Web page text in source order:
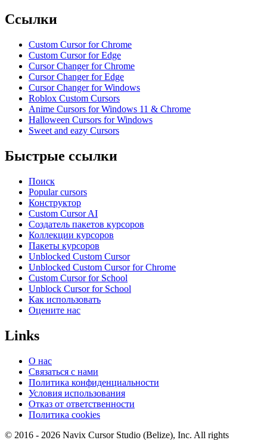
Ссылки
Custom Cursor for Chrome
Custom Cursor for Edge
Cursor Changer for Chrome
Cursor Changer for Edge
Cursor Changer for Windows
Roblox Custom Cursors
Anime Cursors for Windows 11 & Chrome
Halloween Cursors for Windows
Sweet and eazy Cursors
Быстрые ссылки
Поиск
Popular cursors
Конструктор
Custom Cursor AI
Создатель пакетов курсоров
Коллекции курсоров
Пакеты курсоров
Unblocked Custom Cursor
Unblocked Custom Cursor for Chrome
Custom Cursor for School
Unblock Cursor for School
Как использовать
Оцените нас
Links
О нас
Связаться с нами
Политика конфиденциальности
Условия использования
Отказ от ответственности
Политика cookies
© 2016 - 2026 Navix Cursor Studio (Belize), Inc. All rights